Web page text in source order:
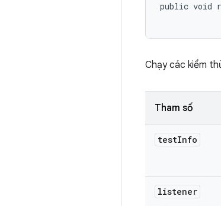
public void
Chạy các kiểm
Tham số
testInfo
listener